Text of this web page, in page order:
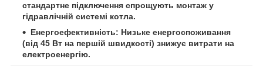
стандартне підключення спрощують монтаж у
гідравлічній системі котла.
Енергоефективність: Низьке енергоспоживання
(від 45 Вт на першій швидкості) знижує витрати на
електроенергію.